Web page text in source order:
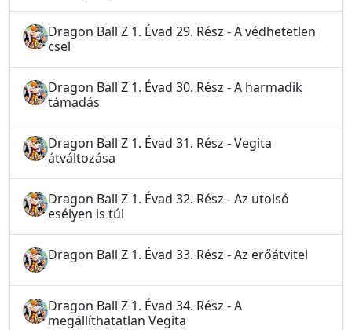
Dragon Ball Z 1. Évad 29. Rész - A védhetetlen
csel
Dragon Ball Z 1. Évad 30. Rész - A harmadik
támadás
Dragon Ball Z 1. Évad 31. Rész - Vegita
átváltozása
Dragon Ball Z 1. Évad 32. Rész - Az utolsó
esélyen is túl
Dragon Ball Z 1. Évad 33. Rész - Az erőátvitel
Dragon Ball Z 1. Évad 34. Rész - A
megállíthatatlan Vegita